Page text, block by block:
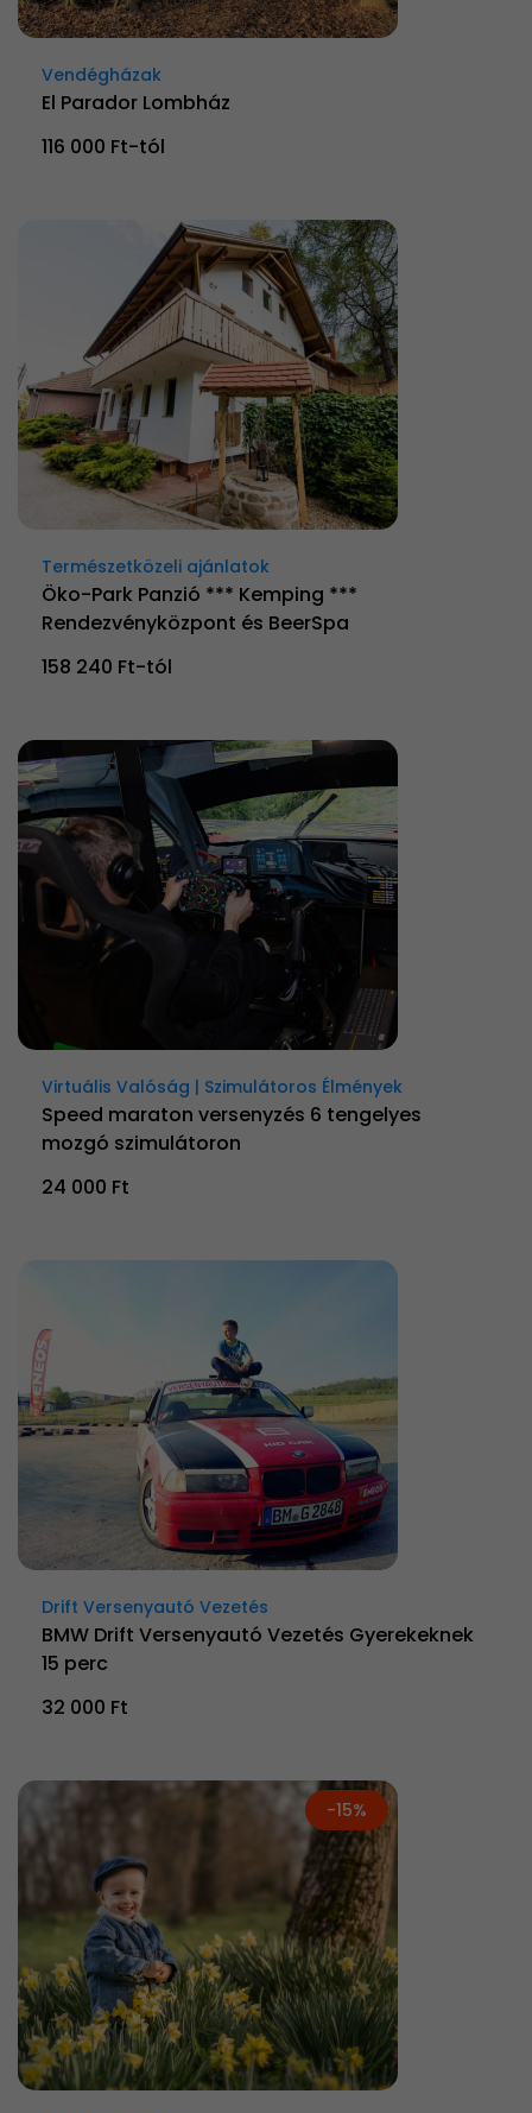
Vendégházak
El Parador Lombház
116 000 Ft-tól
Természetközeli ajánlatok
Öko-Park Panzió *** Kemping ***
Rendezvényközpont és BeerSpa
158 240 Ft-tól
Virtuális Valóság | Szimulátoros Élmények
Speed maraton versenyzés 6 tengelyes
mozgó szimulátoron
24 000 Ft
Drift Versenyautó Vezetés
BMW Drift Versenyautó Vezetés Gyerekeknek
15 perc
32 000 Ft
-15%